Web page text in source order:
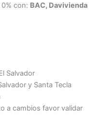
con: BAC, Davivienda
Salvador
y Santa Tecla
a cambios favor validar